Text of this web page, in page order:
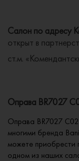
Салон по адресу
открыт в
ст.м.
Оправа BR7027
Оправа BR7027
многими бренда
можете приобрести
одном из наших